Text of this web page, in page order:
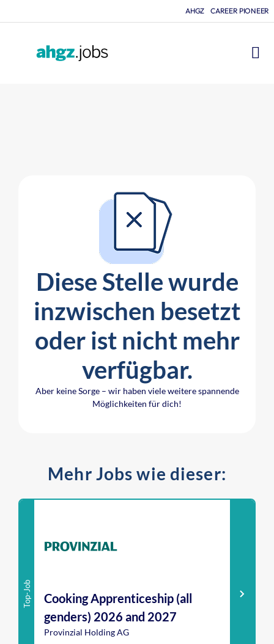
AHGZ CAREER PIONEER
Diese Stelle wurde
inzwischen besetzt
oder ist nicht mehr
verfügbar.
Aber keine Sorge – wir haben viele weitere spannende
Möglichkeiten für dich!
Mehr Jobs wie dieser:
Top-Job
Cooking Apprenticeship (all
genders) 2026 and 2027
Provinzial Holding AG